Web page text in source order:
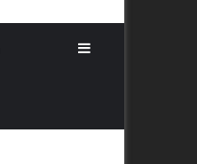
Sidebar